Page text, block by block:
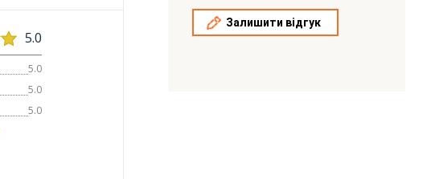
5.0
5.0
5.0
5.0
Залишити відгук